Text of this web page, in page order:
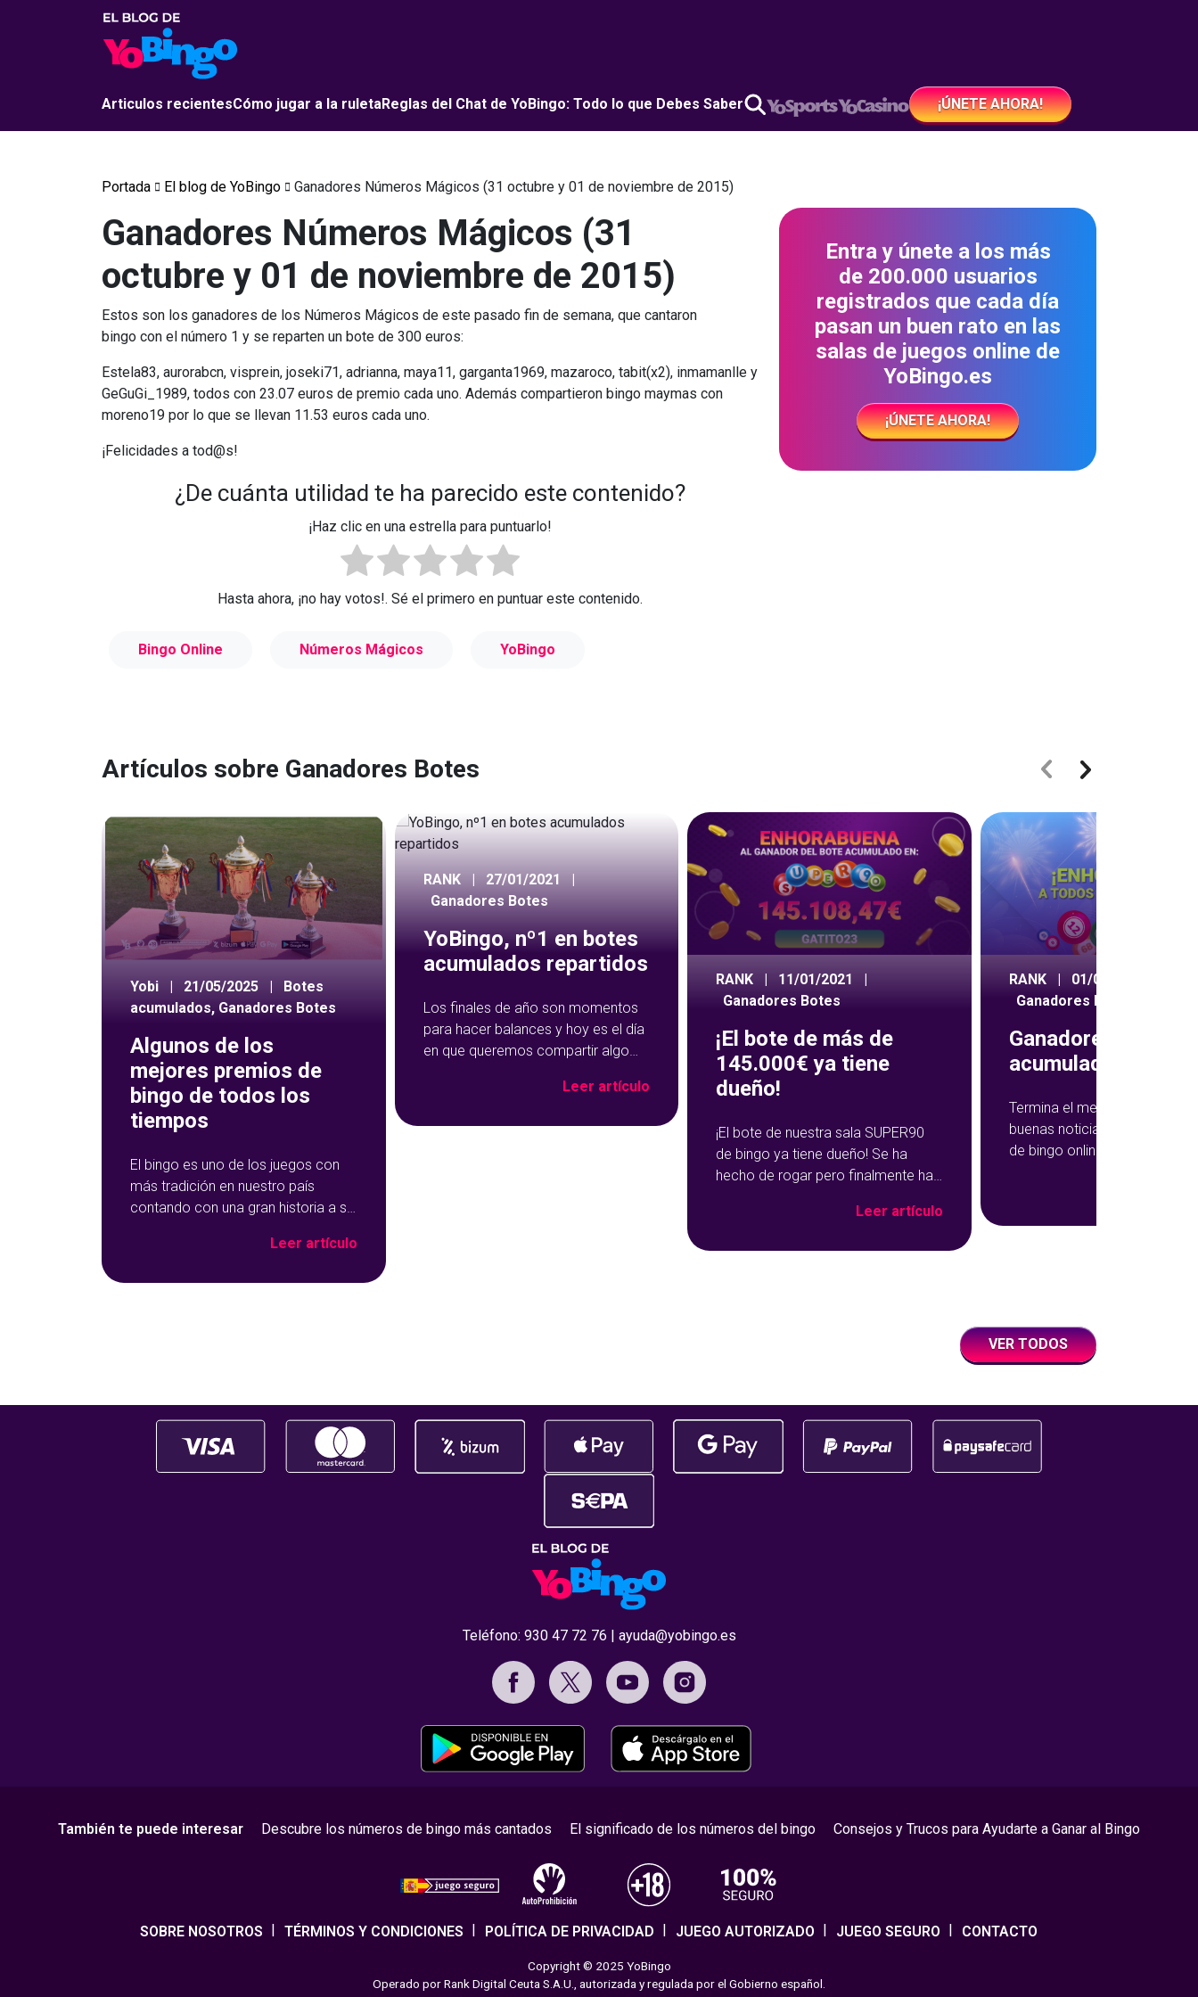
Articulos recientesCómo jugar a la ruletaReglas del Chat de YoBingo: Todo lo que Debes Saber ¡ÚNETE AHORA!
Portada El blog de YoBingo Ganadores Números Mágicos (31 octubre y 01 de noviembre de 2015)
Ganadores Números Mágicos (31
octubre y 01 de noviembre de 2015)
Estos son los ganadores de los Números Mágicos de este pasado fin de semana, que cantaron
bingo con el número 1 y se reparten un bote de 300 euros:
Estela83, aurorabcn, visprein, joseki71, adrianna, maya11, garganta1969, mazaroco, tabit(x2), inmamanlle y
GeGuGi_1989, todos con 23.07 euros de premio cada uno. Además compartieron bingo maymas con
moreno19 por lo que se llevan 11.53 euros cada uno.
¡Felicidades a tod@s!
¿De cuánta utilidad te ha parecido este contenido?
¡Haz clic en una estrella para puntuarlo!
Hasta ahora, ¡no hay votos!. Sé el primero en puntuar este contenido.
Bingo Online Números Mágicos YoBingo
Entra y únete a los más
de 200.000 usuarios
registrados que cada día
pasan un buen rato en las
salas de juegos online de
YoBingo.es
¡ÚNETE AHORA!
Artículos sobre Ganadores Botes
Yobi | 21/05/2025 |
Botes
acumulados, Ganadores Botes
Algunos de los
mejores premios de
bingo de todos los
tiempos
El bingo es uno de los juegos con
más tradición en nuestro país
contando con una gran historia a su
las opciones que más éxito tiene en
Leer artículo
RANK 27/01/2021
Ganadores Botes
YoBingo, nº1 en botes
acumulados repartidos
Los finales de año son momentos
para hacer balances y hoy es el día
en que queremos compartir algo
principales protagonistas. ¡Vosotros
Leer artículo
RANK | 11/01/2021
|
Ganadores Botes
¡El bote de más de
145.000€ ya tiene
dueño!
¡El bote de nuestra sala SUPER90
de bingo ya tiene dueño! Se ha
hecho de rogar pero finalmente ha
más de 145.000€ tienen nuevo
Leer artículo
RANK | 01/09/2020
Ganadores Botes
Ganadores botes
acumulados
Termina el mes de agosto
buenas noticias para los
de bingo online. Sobre todo
VER TODOS
Teléfono: 930 47 72 76 | ayuda@yobingo.es
También te puede interesar Descubre los números de bingo más cantados El significado de los números del bingo Consejos y Trucos para Ayudarte a Ganar al Bingo
SOBRE NOSOTROS TÉRMINOS Y CONDICIONES POLÍTICA DE PRIVACIDAD JUEGO AUTORIZADO JUEGO SEGURO CONTACTO
Copyright © 2025 YoBingo
Operado por Rank Digital Ceuta S.A.U., autorizada y regulada por el Gobierno español.